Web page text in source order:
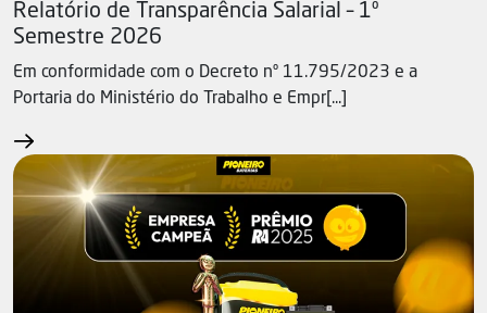
Relatório de Transparência Salarial – 1º
Semestre 2026
Em conformidade com o Decreto nº 11.795/2023 e a
Portaria do Ministério do Trabalho e Empr[...]